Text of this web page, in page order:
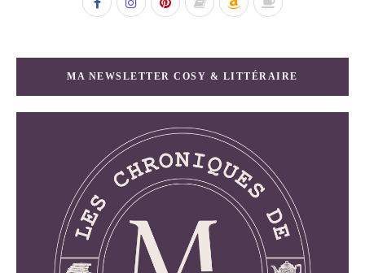
MA NEWSLETTER COSY & LITTÉRAIRE